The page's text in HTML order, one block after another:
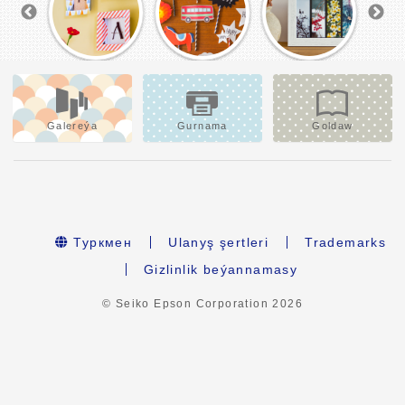
Galereýa Gurnama Goldaw
Туркмен Ulanyş şertleri
Trademarks
Gizlinlik beýannamasy
© Seiko Epson Corporation2026